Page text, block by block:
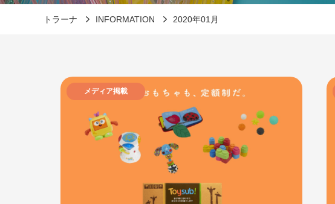
トラーナ INFORMATION 2020年01月
メディア掲載